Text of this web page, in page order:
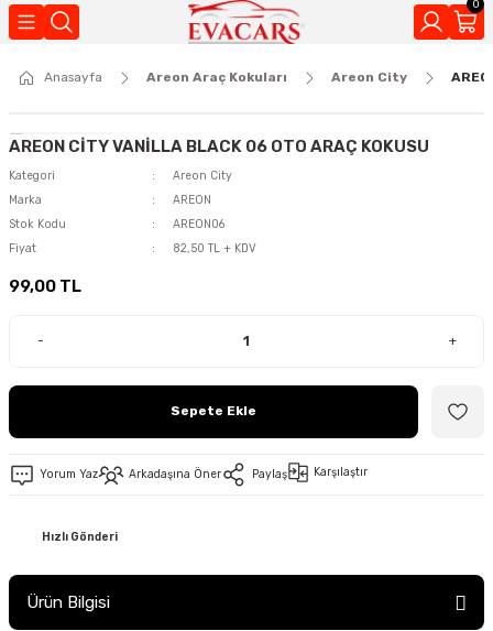
Geri Dön
0
Anasayfa Areon Araç Kokuları Areon City
AREON CİTY VANİLLA BLACK 06 OTO ARAÇ KOKUSU
Kategori
Areon City
Marka
AREON
Stok Kodu
AREON06
Fiyat
82,50 TL + KDV
99,00 TL
- +
Sepete Ekle
Yorum Yaz Arkadaşına Öner Paylaş Karşılaştır
Hızlı Gönderi
Ürün Bilgisi